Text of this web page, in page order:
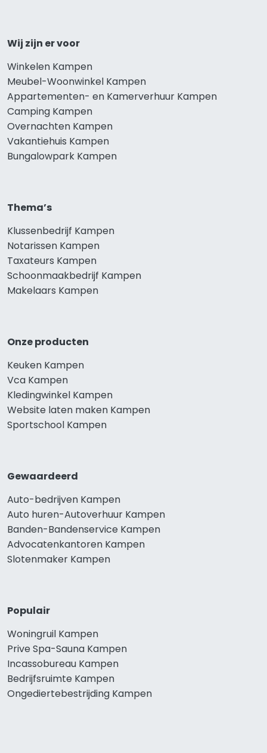
Wij zijn er voor
Winkelen Kampen
Meubel-Woonwinkel Kampen
Appartementen- en Kamerverhuur Kampen
Camping Kampen
Overnachten Kampen
Vakantiehuis Kampen
Bungalowpark Kampen
Thema’s
Klussenbedrijf Kampen
Notarissen Kampen
Taxateurs Kampen
Schoonmaakbedrijf Kampen
Makelaars Kampen
Onze producten
Keuken Kampen
Vca Kampen
Kledingwinkel Kampen
Website laten maken Kampen
Sportschool Kampen
Gewaardeerd
Auto-bedrijven Kampen
Auto huren-Autoverhuur Kampen
Banden-Bandenservice Kampen
Advocatenkantoren Kampen
Slotenmaker Kampen
Populair
Woningruil Kampen
Prive Spa-Sauna Kampen
Incassobureau Kampen
Bedrijfsruimte Kampen
Ongediertebestrijding Kampen